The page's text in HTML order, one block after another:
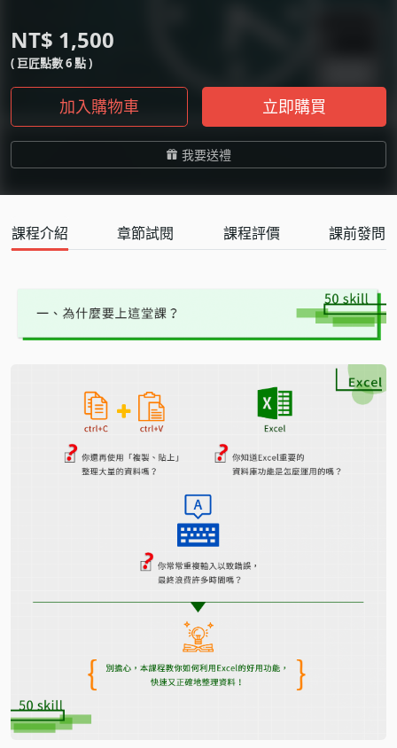
NT$ 1,500
( 巨匠點數 6 點 )
加入購物車 立即購買
我要送禮
課程介紹 章節試閱 課程評價 課前發問